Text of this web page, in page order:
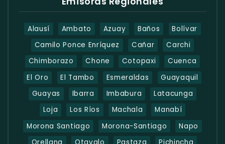
Alausí Ambato Azuay Baños
Bolívar
Camilo Ponce Enríquez
Cañar
Carchi
Chimborazo
Chone Cotopaxi
Cuenca
El Oro
El Tambo Esmeraldas
Guayaquil
Guayas
Ibarra Imbabura
Latacunga
Loja
Los Ríos Machala
Manabí
Morona Santiago
Morona-Santiago
Napo